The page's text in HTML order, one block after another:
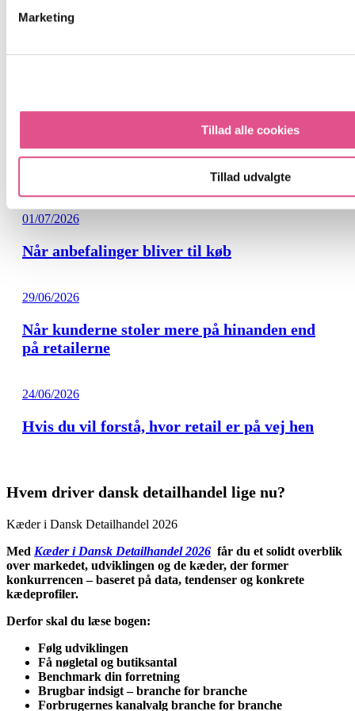
Marketing
Tillad alle cookies
Tillad udvalgte
01/07/2026
Når anbefalinger bliver til køb
29/06/2026
Når kunderne stoler mere på hinanden end
på retailerne
24/06/2026
Hvis du vil forstå, hvor retail er på vej hen
Hvem driver dansk detailhandel lige nu?
Kæder i Dansk Detailhandel 2026
Med Kæder i Dansk Detailhandel 2026 får du et solidt overblik
over markedet, udviklingen og de kæder, der former
konkurrencen – baseret på data, tendenser og konkrete
kædeprofiler.
Derfor skal du læse bogen:
Følg udviklingen
Få nøgletal og butiksantal
Benchmark din forretning
Brugbar indsigt – branche for branche
Forbrugernes kanalvalg branche for branche